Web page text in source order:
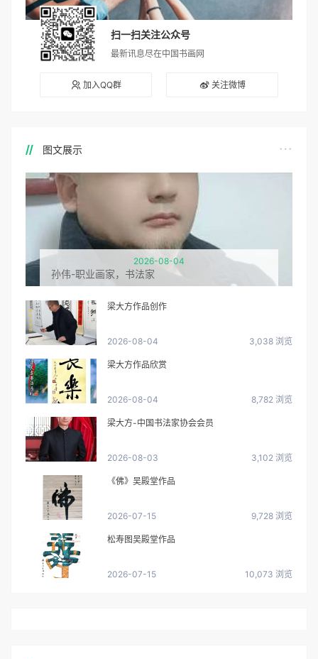
扫一扫关注公众号
最新讯息尽在中国书画网
加入QQ群 关注微博
图文展示
2026-08-04
孙伟-职业画家，书法家
梁大方作品创作
2026-08-04 3,038 浏览
梁大方作品欣赏
2026-08-04 8,782 浏览
梁大方-中国书法家协会会员
2026-08-03 3,102 浏览
《佛》吴殿堂作品
2026-07-15 9,728 浏览
松寿图吴殿堂作品
2026-07-15 10,073 浏览